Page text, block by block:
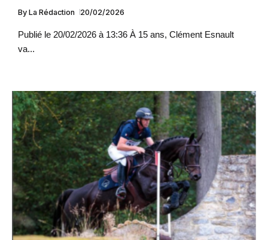
By La Rédaction 20/02/2026
Publié le 20/02/2026 à 13:36 À 15 ans, Clément Esnault
va...